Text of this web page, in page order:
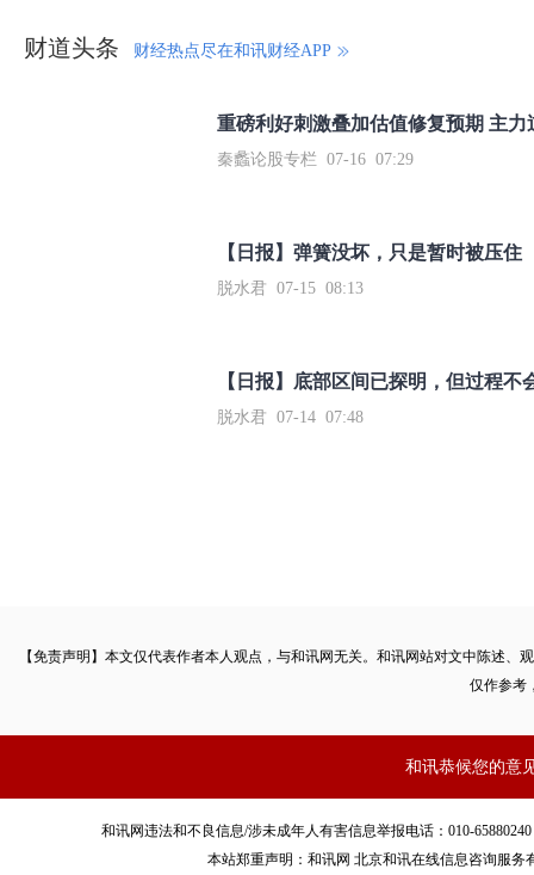
财道头条 财经热点尽在和讯财经APP
秦蠡论股专栏 07-16 07:29
【日报】弹簧没坏，只是暂时被压住
脱水君 07-15 08:13
【日报】底部区间已探明，但过程不
脱水君 07-14 07:48
【免责声明】本文仅代表作者本人观点，与和讯网无关。和讯网站对文中陈述
仅作参考
和讯恭候您的意
和讯网违法和不良信息/涉未成年人有害信息举报电话：010-
本站郑重声明：和讯网 北京和讯在线信息咨询服